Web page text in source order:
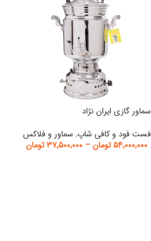
سماور گازی ایران نژاد
فست فود و کافی شاپ, سماور و فلاکس
۵۴,۰۰۰,۰۰۰ تومان – ۳۷,۵۰۰,۰۰۰ تومان